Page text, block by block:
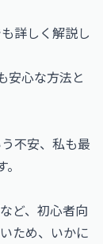
詳しく解説し
安心な方法と
不安、私も最
ど、初心者向
ため、いかに